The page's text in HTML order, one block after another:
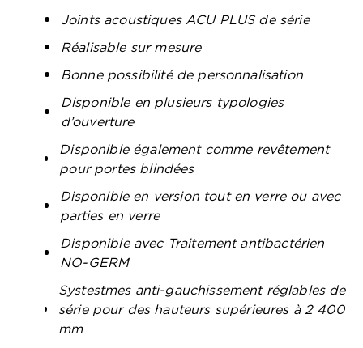
Joints acoustiques ACU PLUS de série
Réalisable sur mesure
Bonne possibilité de personnalisation
Disponible en plusieurs typologies
d’ouverture
Disponible également comme revêtement
pour portes blindées
Disponible en version tout en verre ou avec
parties en verre
Disponible avec Traitement antibactérien
NO-GERM
Systestmes anti-gauchissement réglables de
série pour des hauteurs supérieures à 2 400
mm